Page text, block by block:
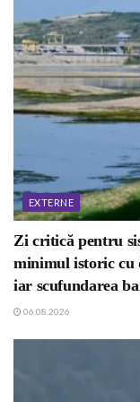
EXTERNE
Zi critică pentru
minimul istoric cu
iar scufundarea
06.08.2026